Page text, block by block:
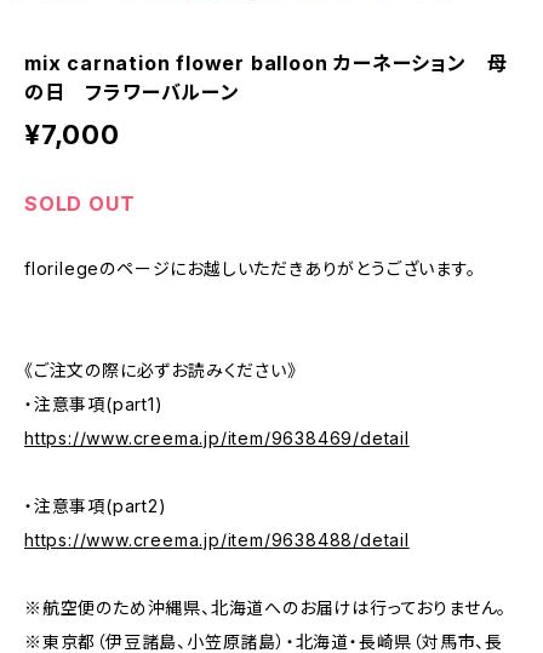
mix carnation flower balloon カーネーション 母
の日 フラワーバルーン
¥7,000
SOLD OUT
florilegeのページにお越しいただきありがとうございます。
《ご注文の際に必ずお読みください》
・注意事項(part1)
https://www.creema.jp/item/9638469/detail
・注意事項(part2)
https://www.creema.jp/item/9638488/detail
※航空便のため沖縄県、北海道へのお届けは行っておりません。
※東京都（伊豆諸島、小笠原諸島）・北海道・長崎県（対馬市、長